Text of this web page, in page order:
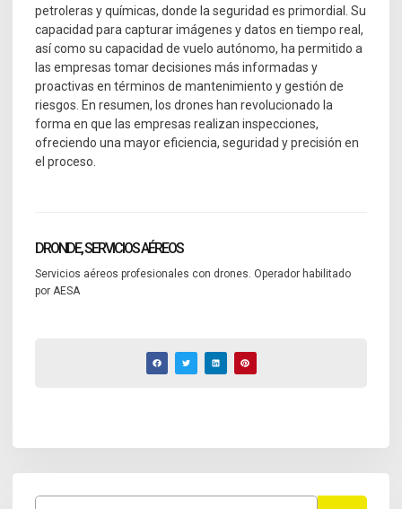
petroleras y químicas, donde la seguridad es primordial. Su
capacidad para capturar imágenes y datos en tiempo real,
así como su capacidad de vuelo autónomo, ha permitido a
las empresas tomar decisiones más informadas y
proactivas en términos de mantenimiento y gestión de
riesgos. En resumen, los drones han revolucionado la
forma en que las empresas realizan inspecciones,
ofreciendo una mayor eficiencia, seguridad y precisión en
el proceso.
DRONDE, SERVICIOS AÉREOS
Servicios aéreos profesionales con drones. Operador habilitado
por AESA